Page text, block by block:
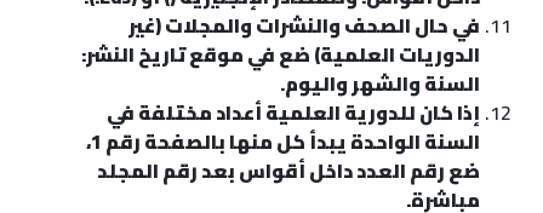
في حال الصحف والنشرات والمجلات (غير
الدوريات العلمية) ضع في موقع تاريخ النشر:
السنة والشهر واليوم.
إذا كان للدورية العلمية أعداد مختلفة في
السنة الواحدة يبدأ كل منها بالصفحة رقم 1،
ضع رقم العدد داخل أقواس بعد رقم المجلد
مباشرة.